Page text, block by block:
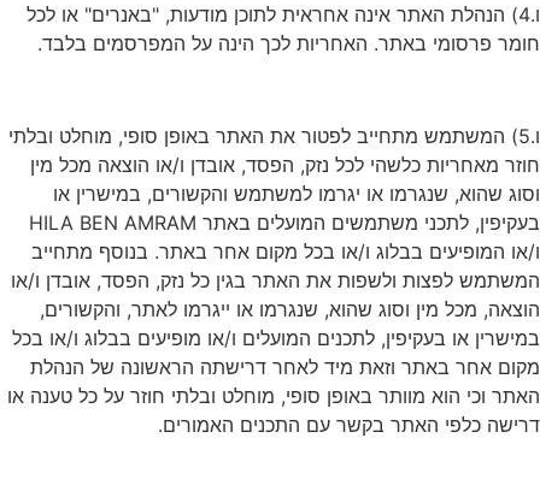
ו.4) הנהלת האתר אינה אחראית לתוכן מודעות, "באנרים" או לכל
חומר פרסומי באתר. האחריות לכך הינה על המפרסמים בלבד.
ו.5) המשתמש מתחייב לפטור את האתר באופן סופי, מוחלט ובלתי
חוזר מאחריות כלשהי לכל נזק, הפסד, אובדן ו/או הוצאה מכל מין
וסוג שהוא, שנגרמו או יגרמו למשתמש והקשורים, במישרין או
בעקיפין, לתכני משתמשים המועלים באתר HILA BEN AMRAM
ו/או המופיעים בבלוג ו/או בכל מקום אחר באתר. בנוסף מתחייב
המשתמש לפצות ולשפות את האתר בגין כל נזק, הפסד, אובדן ו/או
הוצאה, מכל מין וסוג שהוא, שנגרמו או ייגרמו לאתר, והקשורים,
במישרין או בעקיפין, לתכנים המועלים ו/או מופיעים בבלוג ו/או בכל
מקום אחר באתר וזאת מיד לאחר דרישתה הראשונה של הנהלת
האתר וכי הוא מוותר באופן סופי, מוחלט ובלתי חוזר על כל טענה או
דרישה כלפי האתר בקשר עם התכנים האמורים.